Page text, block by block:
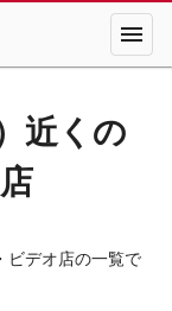
menu
近くの
ビデオ店の一覧で